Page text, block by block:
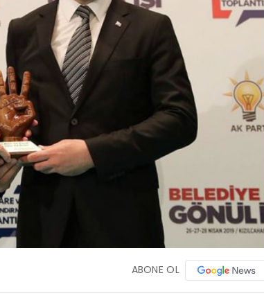
ABONE OL